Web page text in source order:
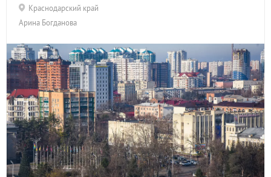
Краснодарский край
Арина Богданова